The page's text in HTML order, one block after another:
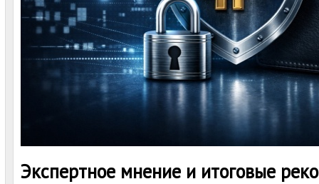
Экспертное мнение и итоговые